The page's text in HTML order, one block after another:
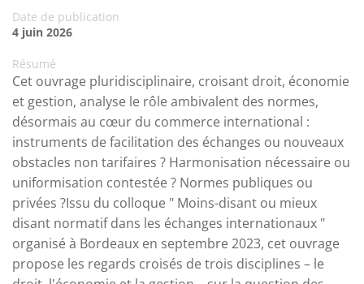
Date de publication
4 juin 2026
Résumé
Cet ouvrage pluridisciplinaire, croisant droit, économie
et gestion, analyse le rôle ambivalent des normes,
désormais au cœur du commerce international :
instruments de facilitation des échanges ou nouveaux
obstacles non tarifaires ? Harmonisation nécessaire ou
uniformisation contestée ? Normes publiques ou
privées ?Issu du colloque " Moins-disant ou mieux
disant normatif dans les échanges internationaux "
organisé à Bordeaux en septembre 2023, cet ouvrage
propose les regards croisés de trois disciplines – le